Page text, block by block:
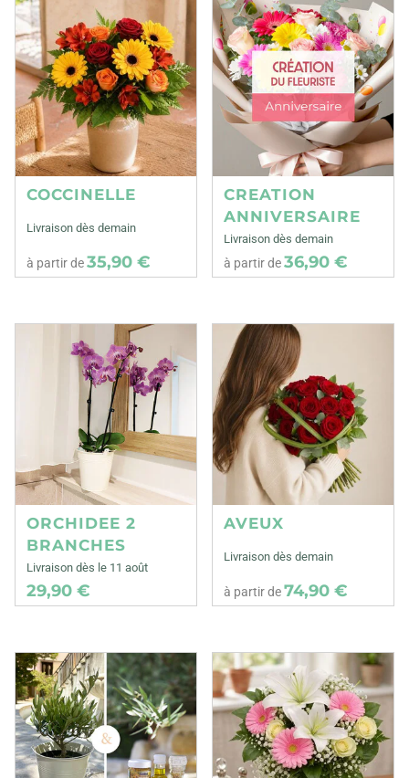
COCCINELLE
Livraison dès demain
à partir de35,90 €
CREATION
ANNIVERSAIRE
Livraison dès demain
à partir de36,90 €
ORCHIDEE 2
BRANCHES
Livraison dès le 11 août
29,90 €
AVEUX
Livraison dès demain
à partir de74,90 €